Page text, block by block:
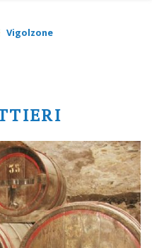
Vigolzone